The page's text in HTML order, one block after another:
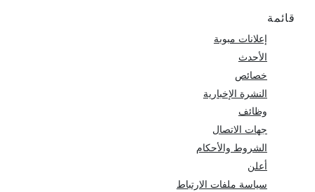
قائمة
إعلانات مبوبة
الأحدث
خصائص
النشرة الإخبارية
وظائف
جهات الاتصال
الشروط والأحكام
أعلن
سياسة ملفات الارتباط